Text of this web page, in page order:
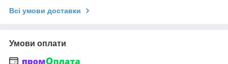
Всі умови доставки
Умови оплати